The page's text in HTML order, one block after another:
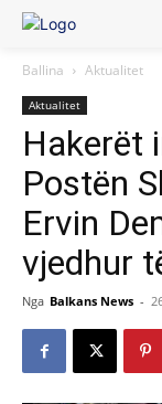
Ballina Aktualitet
Aktualitet
Hakerët
Postën
Ervin
vjedhur
Nga Balkans News -